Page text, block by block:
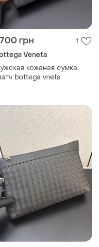
грн 1
Veneta
кожаная сумка
bottega vneta